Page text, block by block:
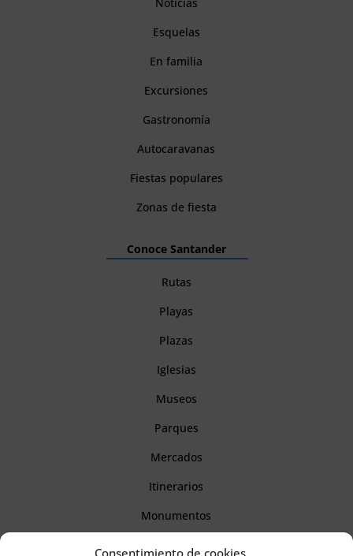
Consentimiento de cookies
Noticias
Esquelas
En familia
Excursiones
Gastronomía
Autocaravanas
Fiestas populares
Zonas de fiesta
Conoce Santander
Rutas
Playas
Plazas
Iglesias
Museos
Parques
Mercados
Itinerarios
Monumentos